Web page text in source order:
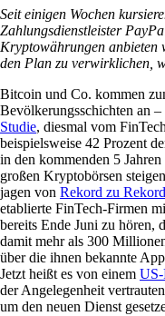
Seit einigen Wochen
Zahlungsdienstleister
Kryptowährungen
den Plan zu verwirklichen,
Bitcoin und Co. kommen
Bevölkerungsschichten an
Studie, diesmal vom
beispielsweise 42 Prozent
in den kommenden 5
großen Kryptobörsen
jagen von Rekord zu Rekord
etablierte FinTech-Firmen
bereits Ende Juni zu hören,
damit mehr als 300
über die ihnen bekannte
Jetzt heißt es von einem US-
der Angelegenheit
um den neuen Dienst